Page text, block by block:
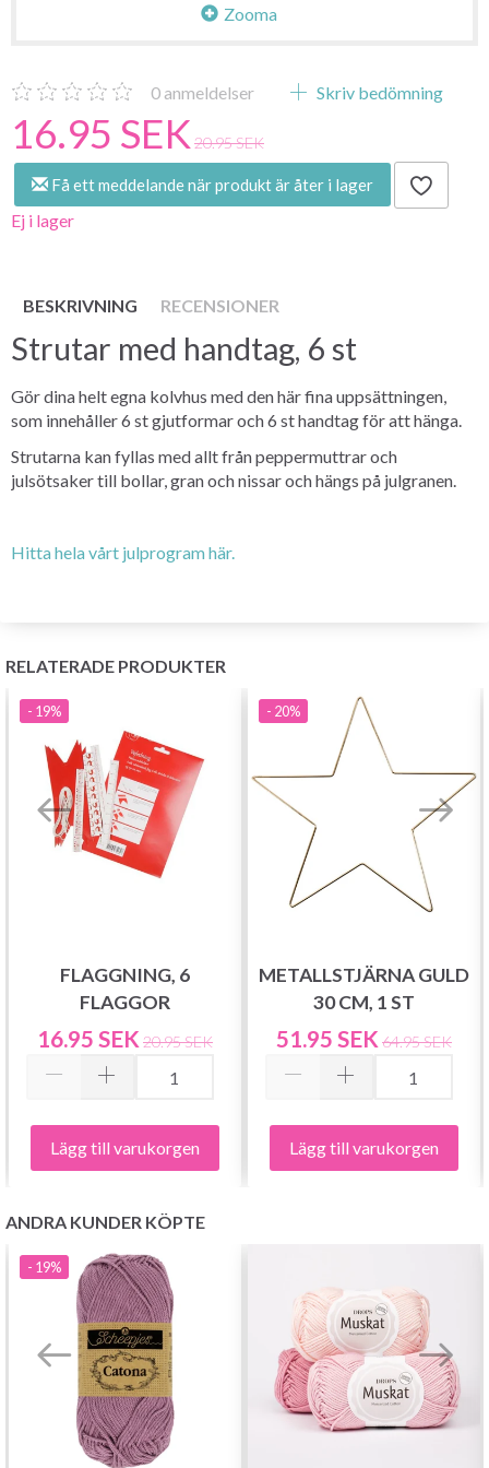
Zooma
0 anmeldelser Skriv bedömning
16.95 SEK 20.95 SEK
Få ett meddelande när produkt är åter i lager
Ej i lager
BESKRIVNING RECENSIONER
Strutar med handtag, 6 st
Gör dina helt egna kolvhus med den här fina uppsättningen,
som innehåller 6 st gjutformar och 6 st handtag för att hänga.
Strutarna kan fyllas med allt från peppermuttrar och
julsötsaker till bollar, gran och nissar och hängs på julgranen.
Hitta hela vårt julprogram här.
RELATERADE PRODUKTER
- 19%
FLAGGNING, 6
FLAGGOR
16.95 SEK 20.95 SEK
Lägg till varukorgen
- 20%
METALLSTJÄRNA GULD
30 CM, 1 ST
51.95 SEK 64.95 SEK
Lägg till varukorgen
ANDRA KUNDER KÖPTE
- 19%